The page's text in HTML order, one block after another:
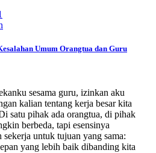
Umum Orangtua dan Guru
sesama guru, izinkan aku
kalian tentang kerja besar kita
satu pihak ada orangtua, di pihak
berbeda, tapi esensinya
untuk tujuan yang sama:
yang lebih baik dibanding kita